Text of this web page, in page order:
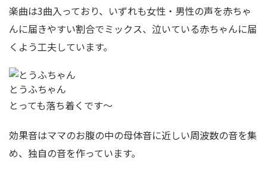
楽曲は3曲入っており、いずれも女性・男性の声を赤ちゃ
んに届きやすい割合でミックス、泣いている赤ちゃんに届
くよう工夫しています。
とうふちゃん
とっても落ち着くです〜
効果音はママのお腹の中の母体音に近しい周波数の音を集
め、独自の音を作っています。